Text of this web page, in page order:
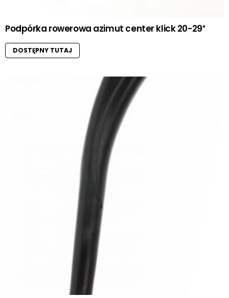
Podpórka rowerowa azimut center klick 20-29″
DOSTĘPNY TUTAJ